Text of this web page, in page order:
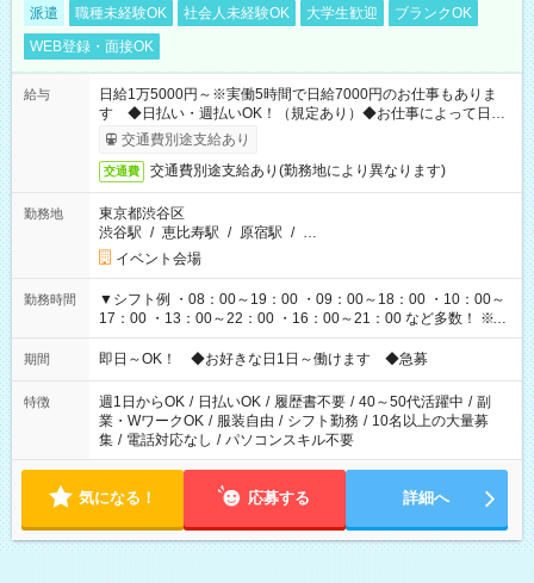
派遣 職種未経験OK 社会人未経験OK 大学生歓迎
ブランクOK
WEB登録・面接OK
給与
日給1万5000円～※実働5時間で日給7000円のお仕事もありま
す ◆日払い・週払いOK！（規定あり）◆お仕事によって日給
も異なります
交通費別途支給あり
交通費 交通費別途支給あり(勤務地により異なります)
勤務地
東京都渋谷区
渋谷駅 / 恵比寿駅 / 原宿駅 / …
イベント会場
勤務時間
▼シフト例 ・08：00～19：00 ・09：00～18：00 ・10：00～
17：00 ・13：00～22：00 ・16：00～21：00 など多数！ ※お
仕事により勤務時間が異なります
期間 即日～OK！ ◆お好きな日1日～働けます ◆急募
特徴 週1日からOK / 日払いOK / 履歴書不要 / 40～50代活躍中 / 副
業・WワークOK / 服装自由 / シフト勤務 / 10名以上の大量募
集 / 電話対応なし / パソコンスキル不要
気になる！ 応募する 詳細へ